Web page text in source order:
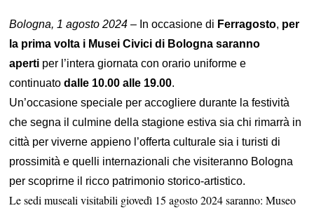
Bologna, 1 agosto 2024 – In occasione di Ferragosto, per
la prima volta i Musei Civici di Bologna saranno
aperti per l’intera giornata con orario uniforme e
continuatodalle 10.00 alle 19.00.
Un’occasione speciale per accogliere durante la festività
che segna il culmine della stagione estiva sia chi rimarrà in
città per viverne appieno l’offerta culturale sia i turisti di
prossimità e quelli internazionali che visiteranno Bologna
per scoprirne il ricco patrimonio storico-artistico.
Le sedi museali visitabili giovedì 15 agosto 2024 saranno: Museo